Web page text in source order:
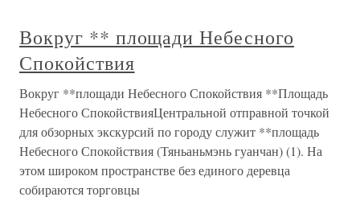
Вокруг ** площади Небесного
Спокойствия
Вокруг **площади Небесного Спокойствия **Площадь
Небесного СпокойствияЦентральной отправной точкой
для обзорных экскурсий по городу служит **площадь
Небесного Спокойствия (Тяньаньмэнь гуанчан) (1). На
этом широком пространстве без единого деревца
собираются торговцы